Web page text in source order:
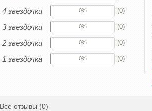
4 звездочки 0% (0)
3 звездочки 0% (0)
2 звездочки 0% (0)
1 звездочка 0% (0)
Все отзывы (0)